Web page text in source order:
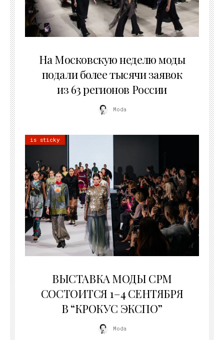
На Московскую неделю моды
подали более тысячи заявок
из 63 регионов России
Moda
is sticky
ВЫСТАВКА МОДЫ CPM
СОСТОИТСЯ 1–4 СЕНТЯБРЯ
В “КРОКУС ЭКСПО”
Moda